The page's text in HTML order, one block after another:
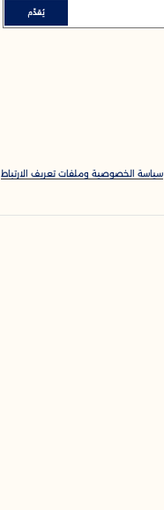
يُقدِّم
سياسة الخصوصية وملفات تعريف الارتباط